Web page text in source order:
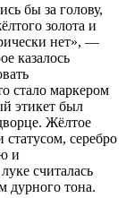
бы за голову,
золота и
нет», —
казалось
стало маркером
этикет был
Жёлтое
статусом, серебро
и
считалась
дурного тона.